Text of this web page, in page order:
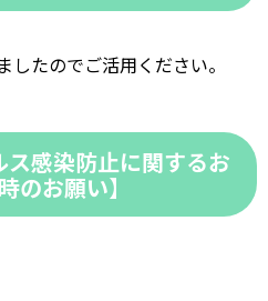
たのでご活用ください。
ス感染防止に関するお
のお願い】